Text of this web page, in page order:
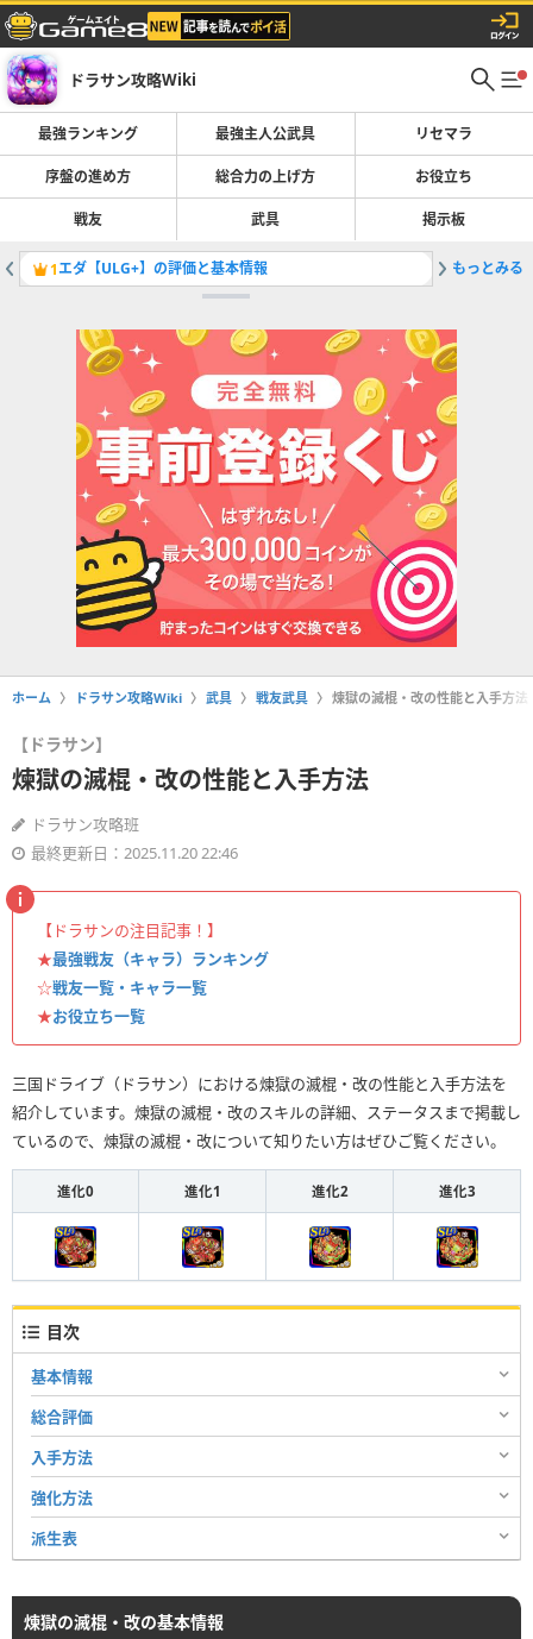
ドラサン攻略Wiki
最強ランキング 最強主人公武具 リセマラ
序盤の進め方 総合力の上げ方 お役立ち
戦友 武具 掲示板
1エダ【ULG+】の評価と基本情報 もっとみる
ホーム ドラサン攻略Wiki 武具 戦友武具 煉獄の滅棍・改の性能と入手方法
【ドラサン】
煉獄の滅棍・改の性能と入手方法
ドラサン攻略班
最終更新日：2025.11.20 22:46
【ドラサンの注目記事！】
★最強戦友（キャラ）ランキング
☆戦友一覧・キャラ一覧
★お役立ち一覧
三国ドライブ（ドラサン）における煉獄の滅棍・改の性能と入手方法を
紹介しています。煉獄の滅棍・改のスキルの詳細、ステータスまで掲載し
ているので、煉獄の滅棍・改について知りたい方はぜひご覧ください。
進化0 進化1 進化2 進化3
目次
基本情報
総合評価
入手方法
強化方法
派生表
煉獄の滅棍・改の基本情報